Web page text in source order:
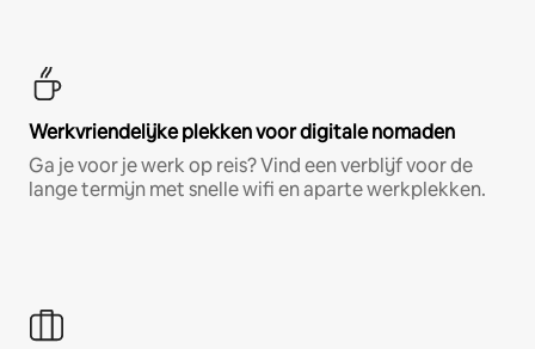
Werkvriendelijke plekken voor digitale nomaden
Ga je voor je werk op reis? Vind een verblijf voor de
lange termijn met snelle wifi en aparte werkplekken.